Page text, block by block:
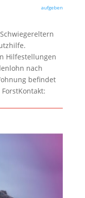
aufgeben
Hilfestellungen
nach
befindet